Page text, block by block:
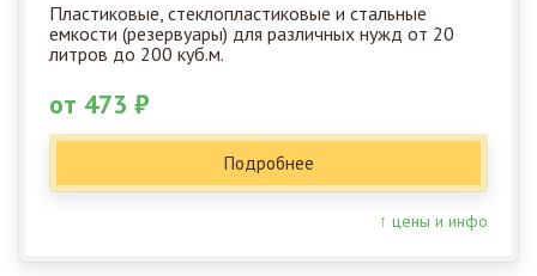
Пластиковые, стеклопластиковые и стальные
емкости (резервуары) для различных нужд от 20
литров до 200 куб.м.
от 473 ₽
Подробнее
↑ цены и инфо